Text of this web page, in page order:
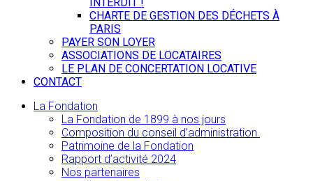
CHARTE DE GESTION DES DÉCHETS À
PARIS
PAYER SON LOYER
ASSOCIATIONS DE LOCATAIRES
LE PLAN DE CONCERTATION LOCATIVE
CONTACT
La Fondation
La Fondation de 1899 à nos jours
Composition du conseil d’administration
Patrimoine de la Fondation
Rapport d’activité 2024
Nos partenaires